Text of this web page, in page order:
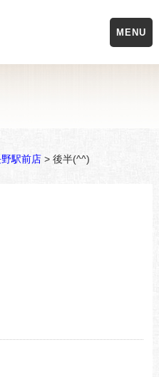
駅前店> 後半(^^)
MENU